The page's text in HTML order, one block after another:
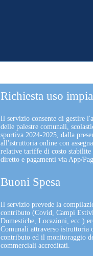
Richiesta uso
Il servizio consente di gestire
delle palestre comunali,
sportiva 2024-2025, dalla
all'istruttoria online con
relative tariffe di costo stabilite
diretto e pagamenti via App/
Buoni Spesa
Il servizio prevede la
contributo (Covid, Campi
Domestiche, Locazioni, ecc.)
Comunali attraverso istruttoria
contributo ed il monitoraggio
commerciali accreditati.